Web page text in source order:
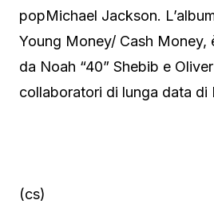
popMichael Jackson.
Young Money/ Cash
da Noah “40” Shebib e
collaboratori di lunga data di
(cs)